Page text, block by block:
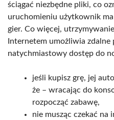
ściągać niezbędne pliki, co
uruchomieniu użytkownik
gier. Co więcej, utrzymywanie
Internetem umożliwia zdalne
natychmiastowy dostęp do
jeśli kupisz grę, jej
że – wracając do
rozpocząć zabawę,
nie musząc czekać na